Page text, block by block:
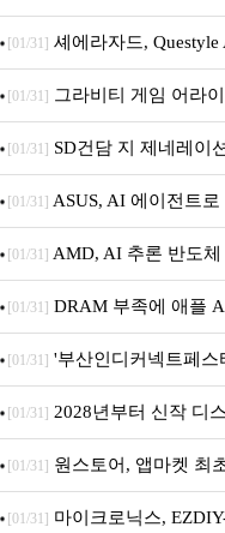
[01/31] 셰에라자드,
내 정식 출시
[01/31] 그라비티 게임 어라
던전 13’ 참가!
[01/31] SD건담 지 제네레이
아의 용사’ 재개최 및 풍성
[01/31] ASUS, AI 에이전트
[01/31] AMD, AI 추론 반도
[01/31] DRAM 부족에 애플
퍼 대기
[01/31] '부산인디커넥트페스
개막... 22일간 진행
[01/31] 2028년부터 신작 디
문 추가
[01/31] 원스토어, 앱마켓 최
[01/31] 마이크로닉스,